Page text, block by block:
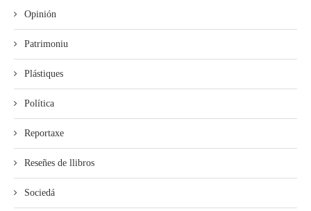
Opinión
Patrimoniu
Plástiques
Política
Reportaxe
Reseñes de llibros
Sociedá